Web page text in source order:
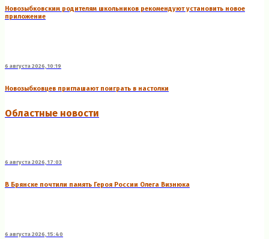
Новозыбковским родителям школьников рекомендуют установить новое
приложение
6 августа 2026, 10:19
Новозыбковцев приглашают поиграть в настолки
Областные новости
6 августа 2026, 17:03
В Брянске почтили память Героя России Олега Визнюка
6 августа 2026, 15:40